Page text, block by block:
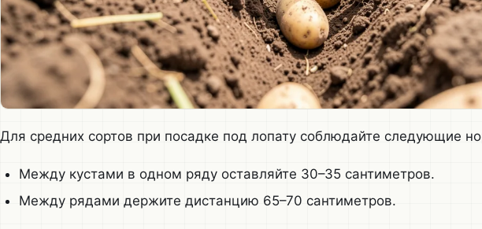
Для средних сортов при посадке под лопату соблюдайте следующие
Между кустами в одном ряду оставляйте 30–35 сантиметров.
Между рядами держите дистанцию 65–70 сантиметров.